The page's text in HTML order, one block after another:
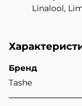
Linalool,
Бренд
Tashe